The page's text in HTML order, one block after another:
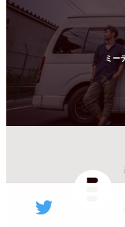
ミー